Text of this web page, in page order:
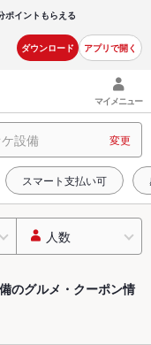
ポイントもらえる
ダウンロード アプリで開く
マイメニュー
設備 変更
スマート支払い可
人数
のグルメ・クーポン情